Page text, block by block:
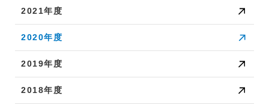
2021年度
2020年度
2019年度
2018年度